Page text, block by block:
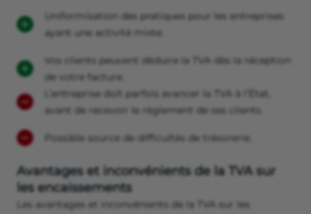
Uniformisation des pratiques pour les entreprises
ayant une activité mixte.
Vos clients peuvent déduire la TVA dès la réception
de votre facture.
L’entreprise doit parfois avancer la TVA à l’État,
avant de recevoir le règlement de ses clients.
Possible source de difficultés de trésorerie.
Avantages et inconvénients de la TVA sur
les encaissements
Les avantages et inconvénients de la TVA sur les